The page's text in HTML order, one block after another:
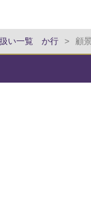
扱い一覧 か行 > 顧